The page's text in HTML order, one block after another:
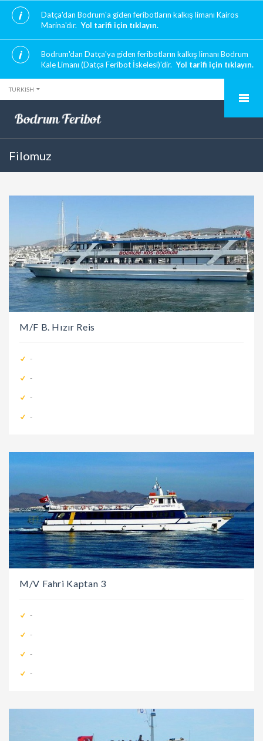
Datça'dan Bodrum'a giden feribotların kalkış limanı Kairos
Marina'dır. Yol tarifi için tıklayın.
Bodrum'dan Datça'ya giden feribotların kalkış limanı Bodrum
Kale Limanı (Datça Feribot İskelesi)'dir. Yol tarifi için tıklayın.
TURKISH
Filomuz
M/F B. Hızır Reis
-
-
-
-
M/V Fahri Kaptan 3
-
-
-
-